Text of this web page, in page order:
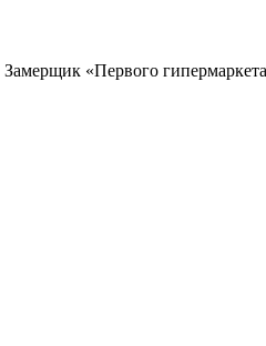
«Первого